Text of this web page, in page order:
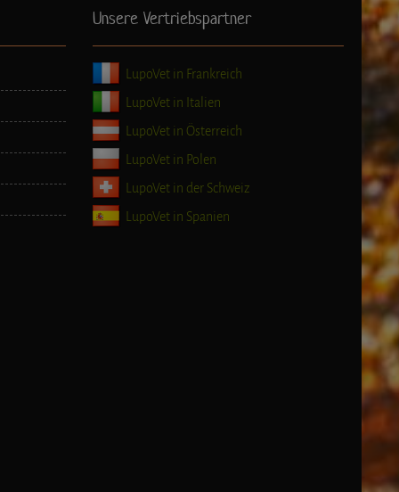
Unsere Vertriebspartner
LupoVet in Frankreich
LupoVet in Italien
LupoVet in Österreich
LupoVet in Polen
LupoVet in der Schweiz
LupoVet in Spanien